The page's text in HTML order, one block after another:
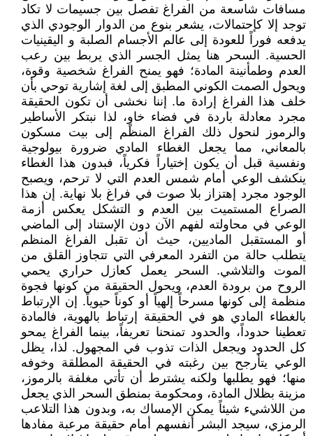
مسافات شاسعة من الفراغ تفصل بين جسيمات لا تكاد
توجد إلا كإحتمالات، يشعر بنوع من الدوار الوجودي الذي
يدفعه فوراً للعودة إلى عالم الأجسام الصلبة و اليقينيات
الحسية. السحر هنا يمثل الجسر الذي يربط بين رعب
العدم وطمأنينة المادة؛ فهو يمنح الفراغ شخصية وقوة،
ويحول الصمت الكوني المطبق إلى لغة إشارية توحي بأن
خلف هذا الفراغ إرادة ما. إننا نخشى أن تكون الحقيقة
مجرد معادلة باردة في فضاء خاوٍ، لذا نبتكر الأساطير
والرموز لنحول ذلك الفراغ المنظم إلى بيت مسكون
بالمعاني، مما يجعل الغطاء المادي ضرورة بيولوجية
ونفسية قبل أن يكون إختياراً فكرياً، فبدون هذا الغطاء
ينكشف الوعي أمام شمس العدم التي لا ترحم، ويصبح
الوجود مجرد إهتزاز بلا صوت في فراغ بلا نهاية. إن هذا
الصراع المستميت بين العدم و التشكل يعكس أزمة
الوعي في محاولته لفهم الآن دون الإستناد إلى الماضي
أو المستقبل الماديين، حيث أن تقبل الفراغ المنظم
يتطلب حالة من التفرد المعرفي التي تتجاوز القلق من
الموت والتلاشي. السحر يعمل كعازل حراري يحمي
الروح من برودة العدم، ويحول الحقيقة من كونها فجوة
منظمة إلى كونها مسرحاً إلهياً أو كوناً حيوياً. إن الإرتباط
بالغطاء المادي هو في الحقيقة إرتباط بالهوية، فالمادة
تعطينا حدوداً، والحدود تمنحنا تعريفاً، بينما الفراغ يمحو
كل الحدود ويجعل الذات تذوب في المجهول. لذا، يظل
الوعي يتأرجح بين رغبته في الحقيقة المطلقة وخوفه
منها؛ فهو يطلبها ولكنه يشترط أن تأتي مغلفة بالرموز،
مزينة بظلال المادة، ومحكومة بمنطق السحر الذي يجعل
من اللاشيء شيئاً يمكن الإمساك به، وبدون هذا التلاعب
الرمزي، سيجد البشر أنفسهم أمام حقيقة مرعبة مفادها